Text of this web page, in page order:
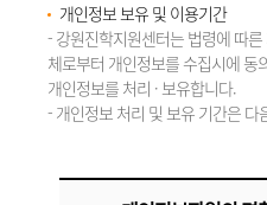
개인정보 보유 및 이용기간
- 강원진학지원센터는 법령에 따
체로부터 개인정보를 수집시에 동
개인정보를 처리 · 보유합니다.
- 개인정보 처리 및 보유 기간은 다